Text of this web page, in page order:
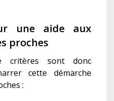
une aide aux
proches
critères sont donc
cette démarche
: